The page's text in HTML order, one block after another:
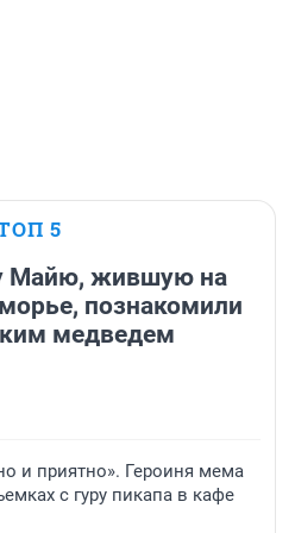
5
Майю, жившую на
познакомили
медведем
и приятно». Героиня мема
с гуру пикапа в кафе